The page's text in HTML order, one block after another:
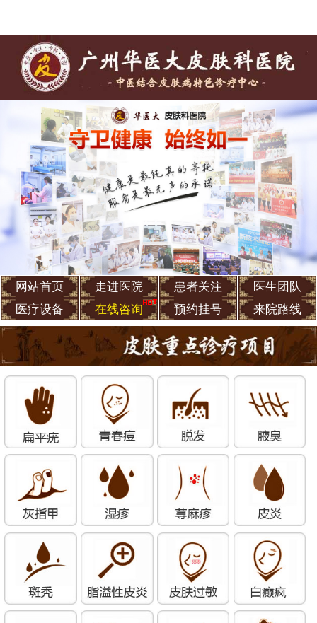
网站首页 走进医院 患者关注
医生团队
医疗设备
在线咨询 预约挂号 来院路线